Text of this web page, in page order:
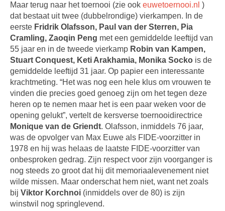
Maar terug naar het toernooi (zie ook euwetoernooi.nl )
dat bestaat uit twee (dubbelrondige) vierkampen. In de
eerste Fridrik Olafsson, Paul van der Sterren, Pia
Cramling, Zaoqin Peng met een gemiddelde leeftijd van
55 jaar en in de tweede vierkamp Robin van Kampen,
Stuart Conquest, Keti Arakhamia, Monika Socko is de
gemiddelde leeftijd 31 jaar. Op papier een interessante
krachtmeting. “Het was nog een hele klus om vrouwen te
vinden die precies goed genoeg zijn om het tegen deze
heren op te nemen maar het is een paar weken voor de
opening gelukt”, vertelt de kersverse toernooidirectrice
Monique van de Griendt. Olafsson, inmiddels 76 jaar,
was de opvolger van Max Euwe als FIDE-voorzitter in
1978 en hij was helaas de laatste FIDE-voorzitter van
onbesproken gedrag. Zijn respect voor zijn voorganger is
nog steeds zo groot dat hij dit memoriaalevenement niet
wilde missen. Maar onderschat hem niet, want net zoals
bij Viktor Korchnoi (inmiddels over de 80) is zijn
winstwil nog springlevend.